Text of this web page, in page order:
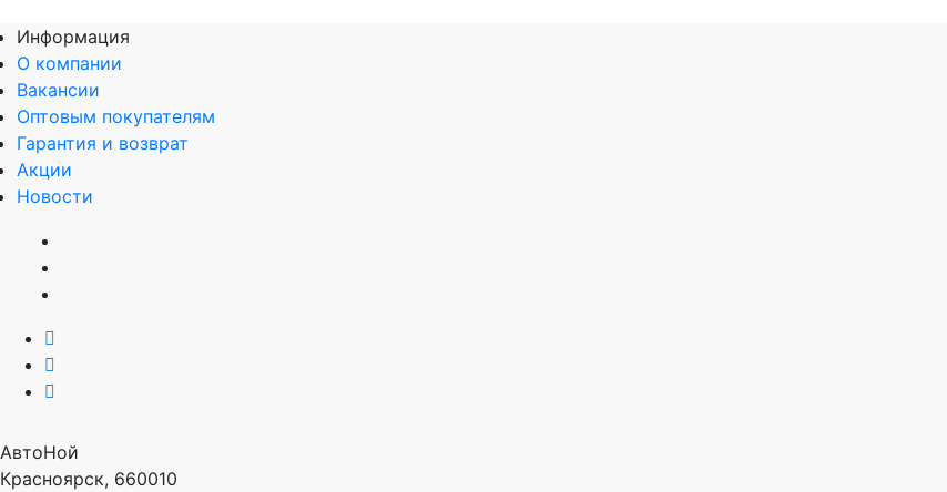
Информация
О компании
Вакансии
Оптовым покупателям
Гарантия и возврат
Акции
Новости
АвтоНой
Красноярск, 660010